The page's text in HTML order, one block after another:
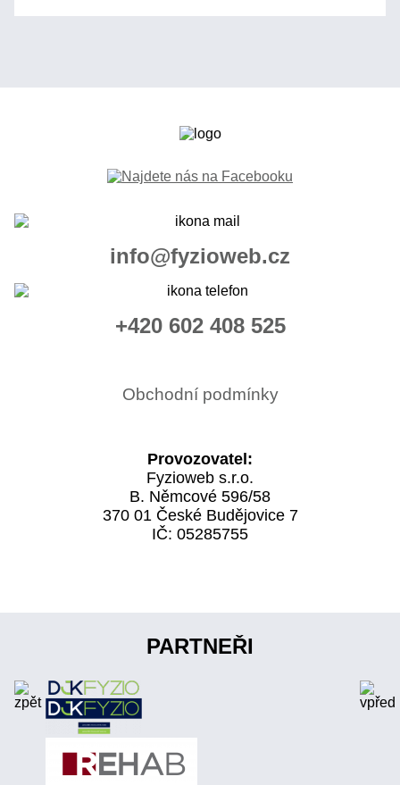
info@fyzioweb.cz
+420 602 408 525
Obchodní podmínky
Provozovatel:
Fyzioweb s.r.o.
B. Němcové 596/58
370 01 České Budějovice 7
IČ: 05285755
PARTNEŘI